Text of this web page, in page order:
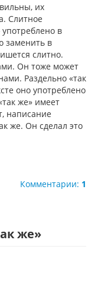
их
Слитное
в
заменить в
слитно.
Он тоже может
Раздельно «так
оно употреблено
же» имеет
написание
же. Он сделал это
Комментарии: 1
же»